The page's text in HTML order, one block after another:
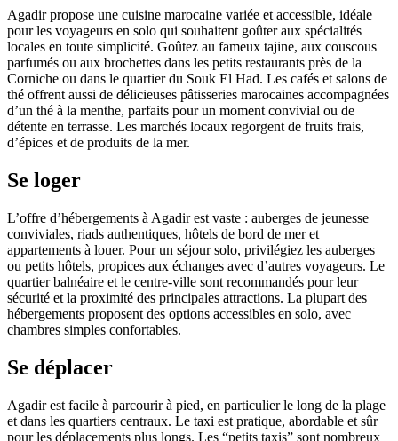
Agadir propose une cuisine marocaine variée et accessible, idéale
pour les voyageurs en solo qui souhaitent goûter aux spécialités
locales en toute simplicité. Goûtez au fameux tajine, aux couscous
parfumés ou aux brochettes dans les petits restaurants près de la
Corniche ou dans le quartier du Souk El Had. Les cafés et salons de
thé offrent aussi de délicieuses pâtisseries marocaines accompagnées
d’un thé à la menthe, parfaits pour un moment convivial ou de
détente en terrasse. Les marchés locaux regorgent de fruits frais,
d’épices et de produits de la mer.
Se loger
L’offre d’hébergements à Agadir est vaste : auberges de jeunesse
conviviales, riads authentiques, hôtels de bord de mer et
appartements à louer. Pour un séjour solo, privilégiez les auberges
ou petits hôtels, propices aux échanges avec d’autres voyageurs. Le
quartier balnéaire et le centre-ville sont recommandés pour leur
sécurité et la proximité des principales attractions. La plupart des
hébergements proposent des options accessibles en solo, avec
chambres simples confortables.
Se déplacer
Agadir est facile à parcourir à pied, en particulier le long de la plage
et dans les quartiers centraux. Le taxi est pratique, abordable et sûr
pour les déplacements plus longs. Les “petits taxis” sont nombreux